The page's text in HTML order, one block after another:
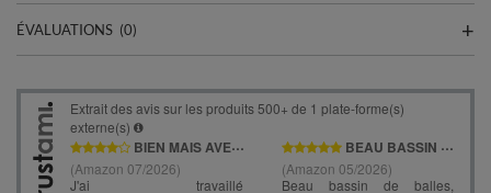
ÉVALUATIONS (0)